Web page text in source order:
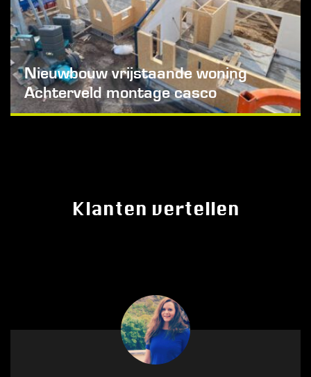
Nieuwbouw vrijstaande woning
Achterveld montage casco
Klanten vertellen